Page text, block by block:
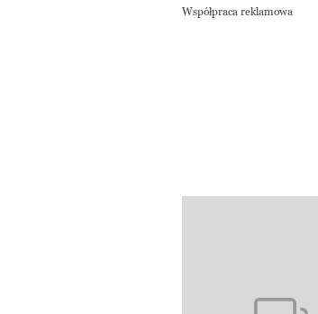
Współpraca reklamowa